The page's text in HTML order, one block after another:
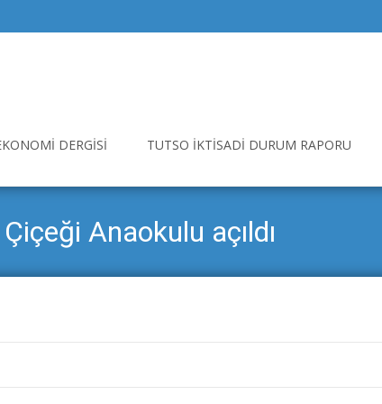
DERGISI TUTSO İKTISADI DURUM RAPORU
Anaokulu açıldı